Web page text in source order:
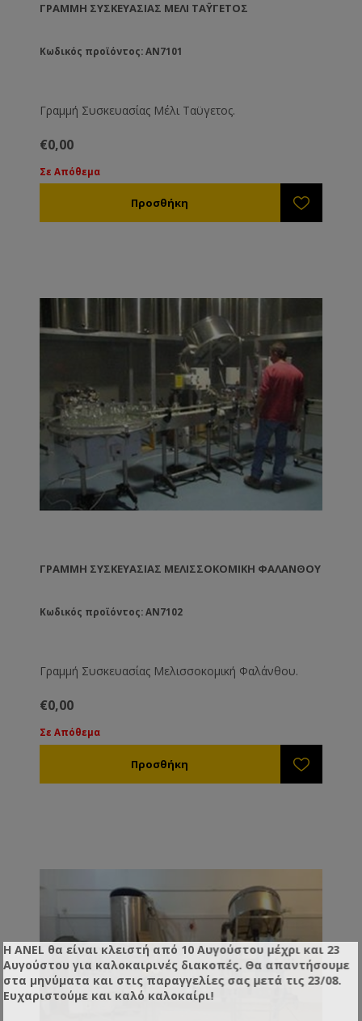
ΓΡΑΜΜΉ ΣΥΣΚΕΥΑΣΊΑΣ ΜΈΛΙ ΤΑΫΓΕΤΟΣ
Κωδικός προϊόντος: AN7101
Γραμμή Συσκευασίας Μέλι Ταϋγετος.
€0,00
Σε Απόθεμα
ΓΡΑΜΜΉ ΣΥΣΚΕΥΑΣΊΑΣ ΜΕΛΙΣΣΟΚΟΜΙΚΉ ΦΑΛΆΝΘΟΥ
Κωδικός προϊόντος: AN7102
Γραμμή Συσκευασίας Μελισσοκομική Φαλάνθου.
€0,00
Σε Απόθεμα
Η ANEL θα είναι κλειστή από 10 Αυγούστου μέχρι και 23
Αυγούστου για καλοκαιρινές διακοπές. Θα απαντήσουμε
στα μηνύματα και στις παραγγελίες σας μετά τις 23/08.
Ευχαριστούμε και καλό καλοκαίρι!